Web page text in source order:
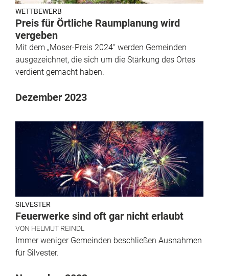
WETTBEWERB
Preis für Örtliche Raumplanung wird
vergeben
Mit dem „Moser-Preis 2024“ werden Gemeinden
ausgezeichnet, die sich um die Stärkung des Ortes
verdient gemacht haben.
Dezember 2023
SILVESTER
Feuerwerke sind oft gar nicht erlaubt
VON HELMUT REINDL
Immer weniger Gemeinden beschließen Ausnahmen
für Silvester.